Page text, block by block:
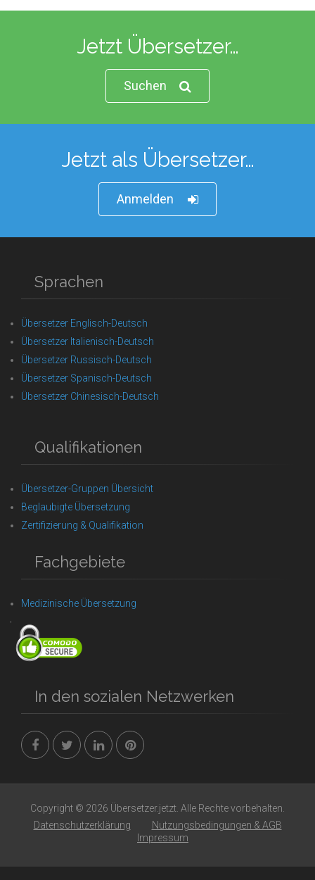
Jetzt Übersetzer…
Suchen
Jetzt als Übersetzer…
Anmelden
Sprachen
Übersetzer Englisch-Deutsch
Übersetzer Italienisch-Deutsch
Übersetzer Russisch-Deutsch
Übersetzer Spanisch-Deutsch
Übersetzer Chinesisch-Deutsch
Qualifikationen
Übersetzer-Gruppen Übersicht
Beglaubigte Übersetzung
Zertifizierung & Qualifikation
Fachgebiete
Medizinische Übersetzung
In den sozialen Netzwerken
Copyright © 2026 Übersetzer.jetzt. Alle Rechte vorbehalten.
Datenschutzerklärung
Nutzungsbedingungen & AGB
Impressum